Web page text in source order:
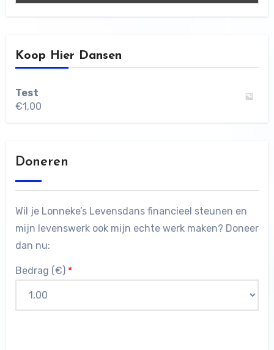
Koop Hier Dansen
Test
€1,00
Doneren
Wil je Lonneke’s Levensdans financieel steunen en
mijn levenswerk ook mijn echte werk maken? Doneer
dan nu:
Bedrag (€) *